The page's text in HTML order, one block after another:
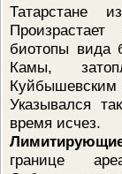
Татарстане
биотопы вида
Камы,
Указывался
время исчез.
границе